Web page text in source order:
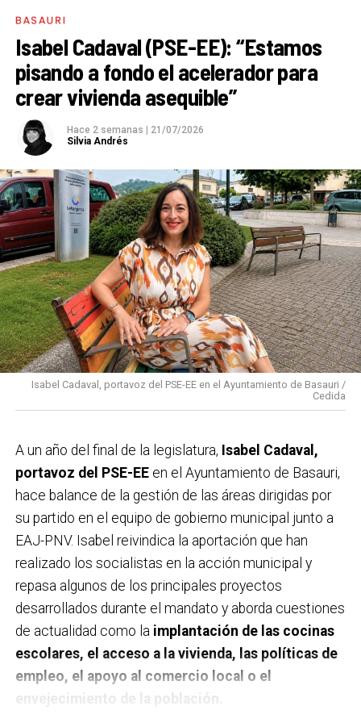
BASAURI
Isabel Cadaval (PSE-EE): “Estamos
pisando a fondo el acelerador para
crear vivienda asequible”
Hace 2 semanas
21/07/2026
Silvia Andrés
Isabel Cadaval, portavoz del PSE-EE en el Ayuntamiento de Basauri /
Cedida
A un año del final de la legislatura, Isabel Cadaval,
portavoz del PSE-EEen el Ayuntamiento de Basauri,
hace balance de la gestión de las áreas dirigidas por
su partido en el equipo de gobierno municipal junto a
EAJ-PNV. Isabel reivindica la aportación que han
realizado los socialistas en la acción municipal y
repasa algunos de los principales proyectos
desarrollados durante el mandato y aborda cuestiones
de actualidad como la implantación de las cocinas
escolares, el acceso a la vivienda, las políticas de
empleo, el apoyo al comercio local o el
envejecimiento de la población.